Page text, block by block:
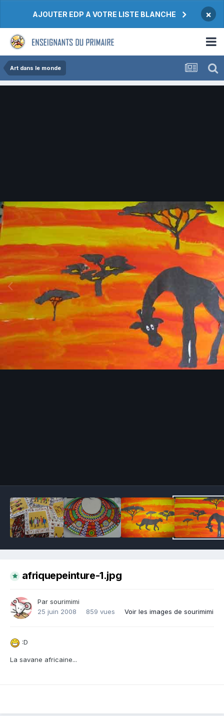
AJOUTER EDP A VOTRE LISTE BLANCHE ×
Art dans le monde
afriquepeinture-1.jpg
Par sourimimi
25 juin 2008
859 vues Voir les images de sourimimi
:D
La savane africaine...